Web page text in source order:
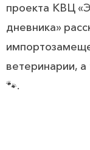
проекта КВЦ
дневника»
ветеринарии,
🐾.